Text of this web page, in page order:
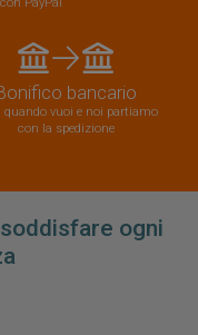
bancario
quando vuoi e noi partiamo
con la spedizione
ogni